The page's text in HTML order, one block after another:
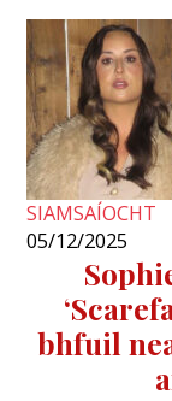
SIAMSAÍOCHT
05/12/2025
bhfuil